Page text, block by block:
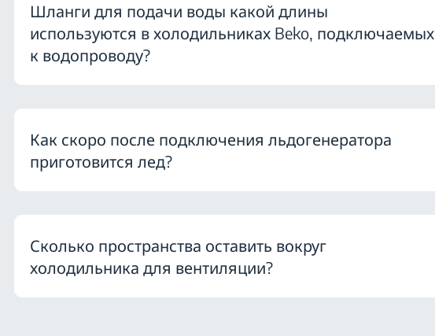
Шланги для подачи воды какой длины
используются в холодильниках Beko, подключаемых
к водопроводу?
Как скоро после подключения льдогенератора
приготовится лед?
Сколько пространства оставить вокруг
холодильника для вентиляции?